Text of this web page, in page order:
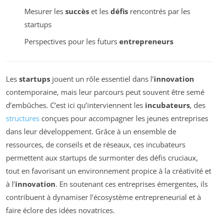
Mesurer les succèset les défisrencontrés par les
startups
Perspectives pour les futurs entrepreneurs
Les startups jouent un rôle essentiel dans l’innovation
contemporaine, mais leur parcours peut souvent être semé
d’embûches. C’est ici qu’interviennent les incubateurs, des
structures conçues pour accompagner les jeunes entreprises
dans leur développement. Grâce à un ensemble de
ressources, de conseils et de réseaux, ces incubateurs
permettent aux startups de surmonter des défis cruciaux,
tout en favorisant un environnement propice à la créativité et
à l’innovation. En soutenant ces entreprises émergentes, ils
contribuent à dynamiser l’écosystème entrepreneurial et à
faire éclore des idées novatrices.